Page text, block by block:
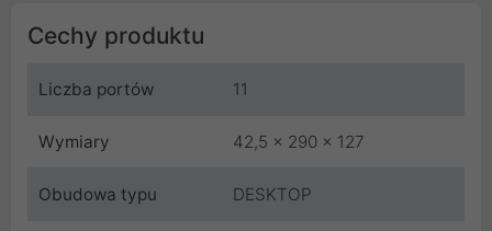
Cechy produktu
Liczba portów 11
Wymiary 42,5 x 290 x 127
Obudowa typu DESKTOP